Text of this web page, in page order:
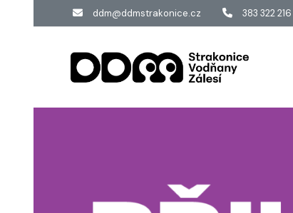
ddm@ddmstrakonice.cz 383 322 216